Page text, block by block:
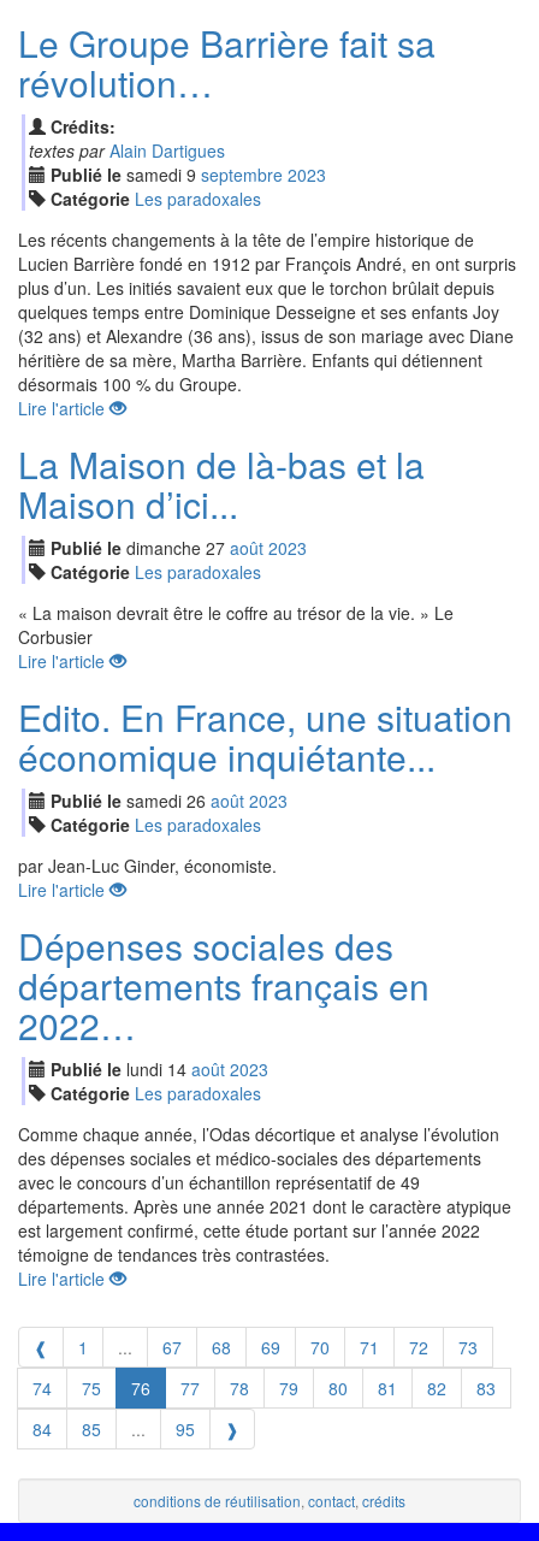
Le Groupe Barrière fait sa
révolution…
Crédits:
textes par Alain Dartigues
Publié le samedi 9 septembre 2023
Catégorie Les paradoxales
Les récents changements à la tête de l’empire historique de
Lucien Barrière fondé en 1912 par François André, en ont surpris
plus d’un. Les initiés savaient eux que le torchon brûlait depuis
quelques temps entre Dominique Desseigne et ses enfants Joy
(32 ans) et Alexandre (36 ans), issus de son mariage avec Diane
héritière de sa mère, Martha Barrière. Enfants qui détiennent
désormais 100 % du Groupe.
Lire l'article
La Maison de là-bas et la
Maison d’ici...
Publié le dimanche 27 août 2023
Catégorie Les paradoxales
« La maison devrait être le coffre au trésor de la vie. » Le
Corbusier
Lire l'article
Edito. En France, une situation
économique inquiétante...
Publié le samedi 26 août 2023
Catégorie Les paradoxales
par Jean-Luc Ginder, économiste.
Lire l'article
Dépenses sociales des
départements français en
2022…
Publié le lundi 14 août 2023
Catégorie Les paradoxales
Comme chaque année, l’Odas décortique et analyse l’évolution
des dépenses sociales et médico-sociales des départements
avec le concours d’un échantillon représentatif de 49
départements. Après une année 2021 dont le caractère atypique
est largement confirmé, cette étude portant sur l’année 2022
témoigne de tendances très contrastées.
Lire l'article
❰ 1 ... 67 68 69 70 71 72
73
74
75 76 77 78 79 80 81 82
83
84
85 ... 95 ❱
conditions de réutilisation, contact, crédits